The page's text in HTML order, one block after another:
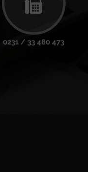
0231 / 33 480 473